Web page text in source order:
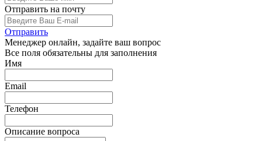
Отправить на почту
Отправить
Менеджер онлайн, задайте ваш вопрос
Все поля обязательны для заполнения
Имя
Email
Телефон
Описание вопроса